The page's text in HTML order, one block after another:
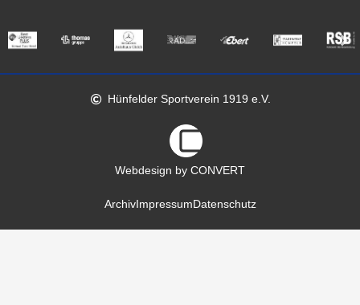
Hünfelder Sportverein 1919 e.V.
Webdesign by CONVERT
ArchivImpressumDatenschutz